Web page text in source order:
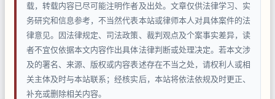
载，转载内容已尽可能注明作者及出处。文章仅供法律学习、实
务研究和信息参考，不当然代表本站或律师本人对具体案件的法
律意见。因法律规定、司法政策、裁判观点及个案事实差异，读
者不宜仅依据本文内容作出具体法律判断或处理决定。若本文涉
及的署名、来源、版权或内容表述存在不当之处，请权利人或相
关主体及时与本站联系；经核实后，本站将依法依规及时更正、
补充或删除相关内容。